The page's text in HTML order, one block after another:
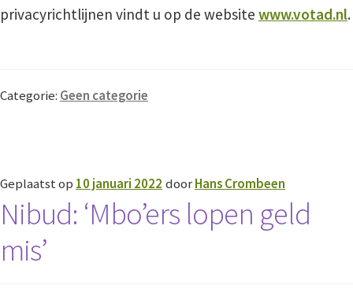
privacyrichtlijnen vindt u op de website www.votad.nl.
Categorie: Geen categorie
Geplaatst op 10 januari 2022 doorHans Crombeen
Nibud: ‘Mbo’ers lopen geld
mis’